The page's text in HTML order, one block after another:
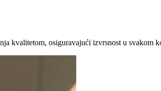
kvalitetom, osiguravajući izvrsnost u svakom